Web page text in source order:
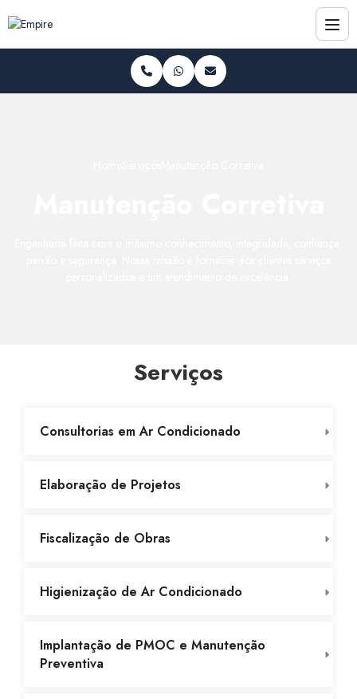
Serviços
Consultorias em Ar Condicionado
Elaboração de Projetos
Fiscalização de Obras
Higienização de Ar Condicionado
Implantação de PMOC e Manutenção
Preventiva